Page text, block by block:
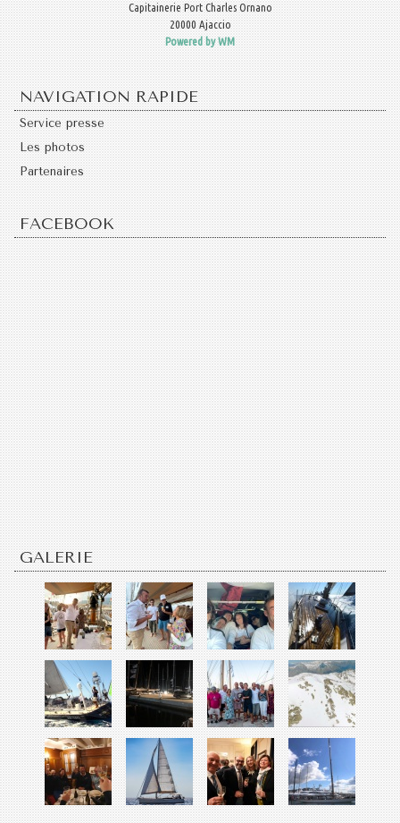
Capitainerie Port Charles Ornano
20000 Ajaccio
Powered by WM
NAVIGATION RAPIDE
Service presse
Les photos
Partenaires
FACEBOOK
GALERIE